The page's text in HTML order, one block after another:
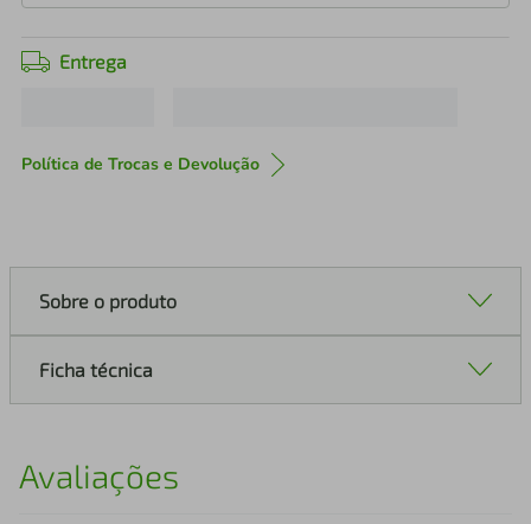
Entrega
Política de Trocas e Devolução
Sobre o produto
Ficha técnica
Avaliações